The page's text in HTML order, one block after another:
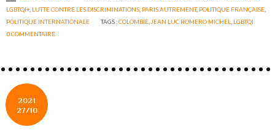
LGBTQI+ LUTTE CONTRE LES DISCRIMINATIONS PARIS AUTREMENT, POLITIQUE FRANÇAISE
POLITIQUE INTERNATIONALE
TAGS :COLOMBIE JEAN LUC ROMERO MICHEL
LGBTQI
0COMMENTAIRE
2021
27/10